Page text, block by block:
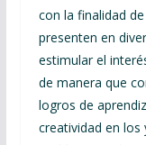
con la finalidad
presenten en
estimular el
de manera que
logros de
creatividad en los